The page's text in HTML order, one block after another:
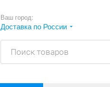
Ваш город:
Доставка по России